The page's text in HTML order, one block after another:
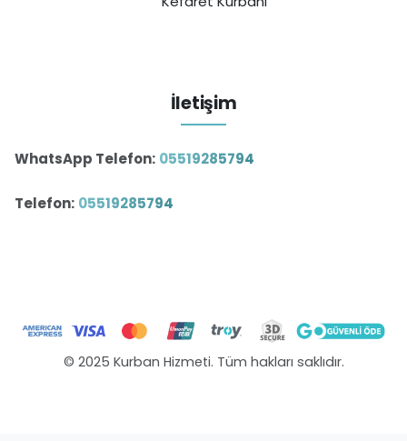
İletişim
WhatsApp Telefon: 05519285794
Telefon: 05519285794
© 2025 Kurban Hizmeti. Tüm hakları saklıdır.